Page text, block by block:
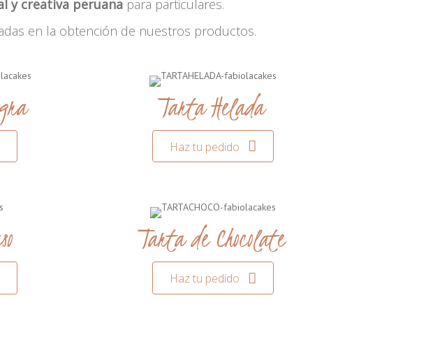
y creativa peruana para particulares.
en la obtención de nuestros productos.
Tarta Helada
Haz tu pedido
Tarta de Chocolate
Haz tu pedido